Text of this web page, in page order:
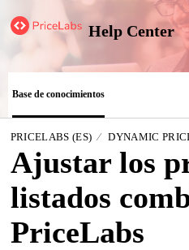
Help Center
Base de conocimientos
PRICELABS (ES) DYNAMIC
Ajustar los
listados
PriceLabs